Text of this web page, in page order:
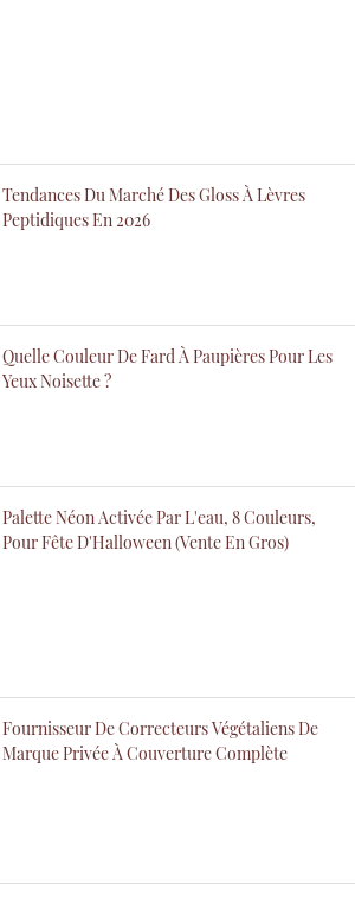
Tendances Du Marché Des Gloss À Lèvres
Peptidiques En 2026
Quelle Couleur De Fard À Paupières Pour Les
Yeux Noisette ?
Palette Néon Activée Par L'eau, 8 Couleurs,
Pour Fête D'Halloween (vente En Gros)
Fournisseur De Correcteurs Végétaliens De
Marque Privée À Couverture Complète